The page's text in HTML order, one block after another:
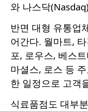
와 나스닥
반면 대형 유통업
어간다. 월마트,
포, 로우스, 베스
마셜스, 로스 등
한 일정으로 고객
식료품점도 대부